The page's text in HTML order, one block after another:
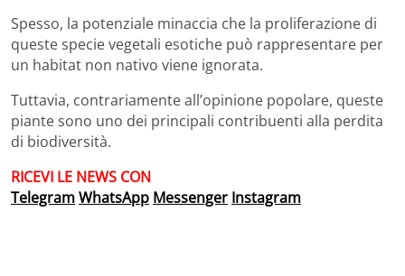
Spesso, la potenziale minaccia che la proliferazione di
queste specie vegetali esotiche può rappresentare per
un habitat non nativo viene ignorata.
Tuttavia, contrariamente all’opinione popolare, queste
piante sono uno dei principali contribuenti alla perdita
di biodiversità.
RICEVI LE NEWS CON
TelegramWhatsApp Messenger Instagram